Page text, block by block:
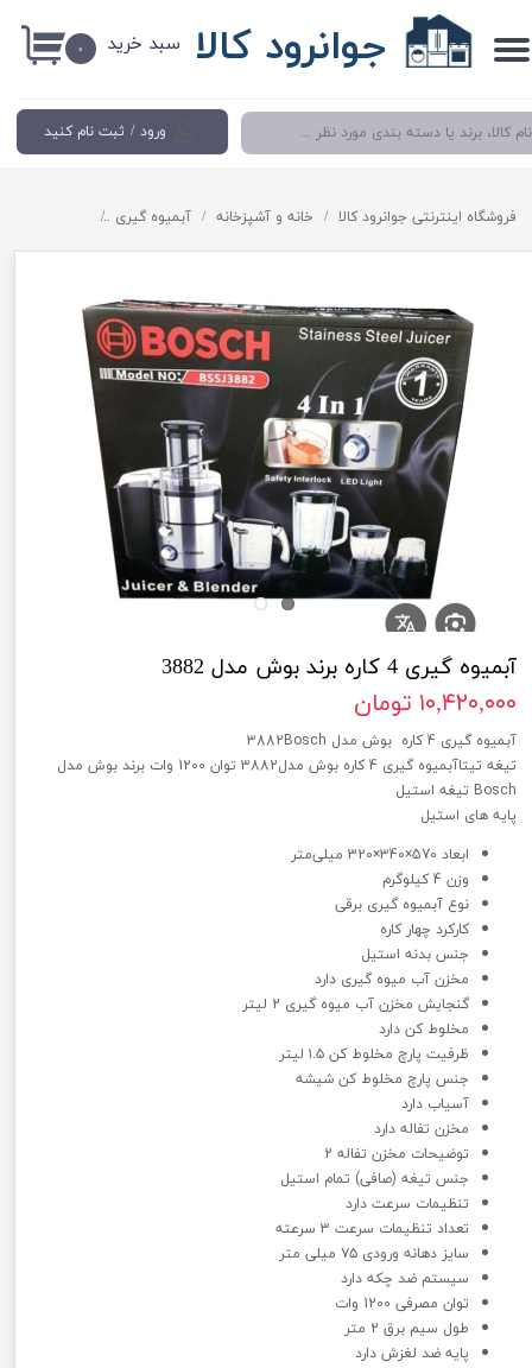
جوانرود کالا
ورود / ثبت نام کنید
حساب کاربری من
تغییر گذر واژه
سفارشات
خروج از حساب کاربری
۰ سبد خرید
فروشگاه اینترنتی جوانرود کالا خانه و آشپزخانه آبمیوه گیری
آبمیوه گیری 4 کاره برند بوش مدل 3882
۱۰,۴۲۰,۰۰۰ تومان
آبمیوه گیری 4 کاره بوش مدل 3882Bosch
تیغه تیتاآبمیوه گیری 4 کاره بوش مدل3882 توان 1200 وات برند بوش مدل
Bosch تیغه استیل
پایه های استیل
ابعاد 570×340×320 میلی‌متر
وزن 4 کیلوگرم
نوع آبمیوه گیری برقی
کارکرد چهار کاره
جنس بدنه استیل
مخزن آب میوه گیری دارد
گنجایش مخزن آب میوه گیری 2 لیتر
مخلوط کن دارد
ظرفیت پارچ مخلوط کن ۱.۵ لیتر
جنس پارچ مخلوط کن شیشه
آسیاب دارد
مخزن تفاله دارد
توضیحات مخزن تفاله 2
جنس تیغه (صافی) تمام استیل
تنظیمات سرعت دارد
تعداد تنظیمات سرعت 3 سرعته
سایز دهانه ورودی ۷۵ میلی متر
سیستم ضد چکه دارد
توان مصرفی 1200 وات
طول سیم برق 2 متر
پایه ضد لغزش دارد